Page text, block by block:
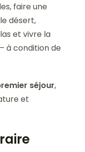
faire une
désert,
et vivre la
à condition de
séjour,
et